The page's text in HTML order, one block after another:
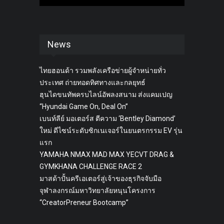
News
ไทยฮอนด้า รวมพลังเครือข่ายผู้จำหน่ายทั่ว
ประเทศ ถ่ายทอดทิศทางและกลยุทธ์
ฮุนไดขนทัพครบไลน์อัพลงสนาม ส่งแคมเปญ
“Hyundai Game On, Deal On”
เบนท์ลีย์ มอเตอร์ส ตีความ ‘Bentley Diamond’
ใหม่ ดีไซน์ระดับซิกเนเจอร์ในยนตรกรรม EV รุ่น
แรก
YAMAHA NMAX MAD MAX YECVT DRAG &
GYMKHANA CHALLENGE RACE 2
มาสด้าปั้นครีเอเตอร์สู่เจ้าของธุรกิจจับมือ
จุฬาลงกรณ์มหาวิทยาลัยหนุนโครงการ
“CreatorPreneur Bootcamp”